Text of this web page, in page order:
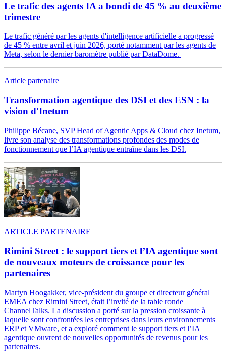
Le trafic des agents IA a bondi de 45 % au deuxième
trimestre
Le trafic généré par les agents d'intelligence artificielle a progressé
de 45 % entre avril et juin 2026, porté notamment par les agents de
Meta, selon le dernier baromètre publié par DataDome.
Article partenaire
Transformation agentique des DSI et des ESN : la
vision d'Inetum
Philippe Bécane, SVP Head of Agentic Apps & Cloud chez Inetum,
livre son analyse des transformations profondes des modes de
fonctionnement que l’IA agentique entraîne dans les DSI.
ARTICLE PARTENAIRE
Rimini Street : le support tiers et l’IA agentique sont
de nouveaux moteurs de croissance pour les
partenaires
Martyn Hoogakker, vice-président du groupe et directeur général
EMEA chez Rimini Street, était l’invité de la table ronde
ChannelTalks. La discussion a porté sur la pression croissante à
laquelle sont confrontées les entreprises dans leurs environnements
ERP et VMware, et a exploré comment le support tiers et l’IA
agentique ouvrent de nouvelles opportunités de revenus pour les
partenaires.